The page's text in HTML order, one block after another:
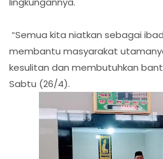
“Semua kita niatkan sebagai
membantu masyarakat
kesulitan dan membutuhkan
Sabtu (26/4).